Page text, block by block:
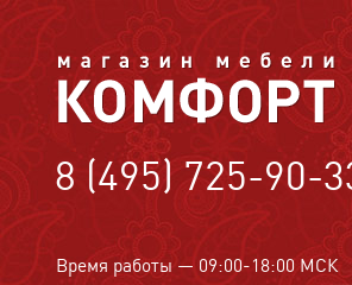
8 (495) 725-90-
Время работы — 09:00-18:00 МСК